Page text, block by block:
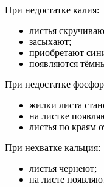
При недостатке калия:
листья
засыхают;
приобретают
появляются
При недостатке
жилки листа
на листке
листья по краям
При нехватке кальция:
листья чернеют;
на листе